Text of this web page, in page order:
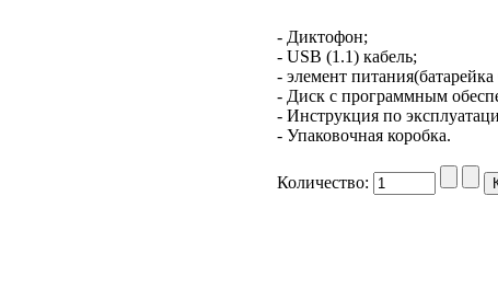
- Диктофон;
- USB (1.1) кабель;
- элемент
- Диск с программным
- Инструкция по
- Упаковочная коробка.
Количество: